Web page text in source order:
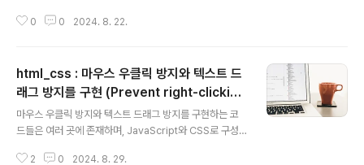
를 구현하는 방법입니다. CSS 코드스크롤이 내려오면 애
롤 이벤트를 감지하여 애니메이션을 트리거합니다. Java
Script 코드스크롤 이벤트를 감지하여 애니메이션을 트리
거하는 JavaScript 코드를 추가합니다. 종합된 코드위의
HTML, CSS, JavaScript 코드를 종합하여 페이지에 적
용할 수 있습니다. 전체 코드는 다음과 같습니다. 이 코드를
사용하면 페이지가 스크롤될 때 .on 클래스가 적용된 텍
0 0 2024. 8. 22.
html_css : 마우스 우클릭 방지와 텍스트 드
래그 방지를 구현 (Prevent right-clicking
and dragging text)
마우스 우클릭 방지와 텍스트 드래그 방지를 구현하는 코
드들은 여러 곳에 존재하며, JavaScript와 CSS로 구성
2 0 2024. 8. 29.